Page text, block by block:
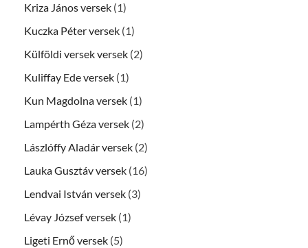
Kriza János versek (1)
Kuczka Péter versek (1)
Külföldi versek versek (2)
Kuliffay Ede versek (1)
Kun Magdolna versek (1)
Lampérth Géza versek (2)
Lászlóffy Aladár versek (2)
Lauka Gusztáv versek (16)
Lendvai István versek (3)
Lévay József versek (1)
Ligeti Ernő versek (5)